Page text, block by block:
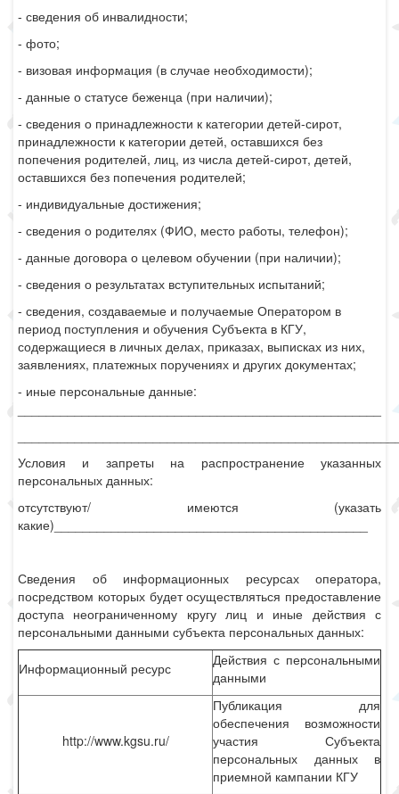
- сведения об инвалидности;
- фото;
- визовая информация (в случае необходимости);
- данные о статусе беженца (при наличии);
- сведения о принадлежности к категории детей-сирот,
принадлежности к категории детей, оставшихся без
попечения родителей, лиц, из числа детей-сирот, детей,
оставшихся без попечения родителей;
- индивидуальные достижения;
- сведения о родителях (ФИО, место работы, телефон);
- данные договора о целевом обучении (при наличии);
- сведения о результатах вступительных испытаний;
- сведения, создаваемые и получаемые Оператором в
период поступления и обучения Субъекта в КГУ,
содержащиеся в личных делах, приказах, выписках из них,
заявлениях, платежных поручениях и других документах;
- иные персональные данные:
Условия и запреты на распространение указанных
персональных данных:
отсутствуют/ имеются (указать
какие)____________________________________________
Сведения об информационных ресурсах оператора,
посредством которых будет осуществляться предоставление
доступа неограниченному кругу лиц и иные действия с
персональными данными субъекта персональных данных:
Информационный ресурс
Действия с персональными
данными
http://www.kgsu.ru/
Публикация для
обеспечения возможности
участия Субъекта
персональных данных в
приемной кампании КГУ